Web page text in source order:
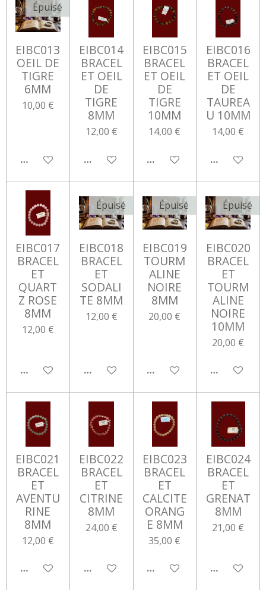
Épuisé
EIBC013
OEIL DE
TIGRE
6MM
10,00 €
M'AVERTIR SI DISPONIBLE
EIBC014
BRACEL
ET OEIL
DE
TIGRE
8MM
12,00 €
AJOUTER AU PANIER
EIBC015
BRACEL
ET OEIL
DE
TIGRE
10MM
14,00 €
AJOUTER AU PANIER
EIBC016
BRACEL
ET OEIL
DE
TAUREA
U 10MM
14,00 €
AJOUTER
EIBC017
BRACEL
ET
QUART
Z ROSE
8MM
12,00 €
AJOUTER AU PANIER
Épuisé
EIBC018
BRACEL
ET
SODALI
TE 8MM
12,00 €
M'AVERTIR SI DISPONIBLE
Épuisé
EIBC019
TOURM
ALINE
NOIRE
8MM
20,00 €
M'AVERTIR SI DISPONIBLE
Épuisé
EIBC020
BRACEL
ET
TOURM
ALINE
NOIRE
10MM
20,00 €
M'AVERTIR
EIBC021
BRACEL
ET
AVENTU
RINE
8MM
12,00 €
AJOUTER AU PANIER
EIBC022
BRACEL
ET
CITRINE
8MM
24,00 €
AJOUTER AU PANIER
EIBC023
BRACEL
ET
CALCITE
ORANG
E 8MM
35,00 €
AJOUTER AU PANIER
EIBC024
BRACEL
ET
GRENAT
8MM
21,00 €
AJOUTER